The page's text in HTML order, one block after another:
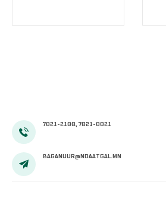
7021-2100, 7021-0021
BAGANUUR@NDAATGAL.MN